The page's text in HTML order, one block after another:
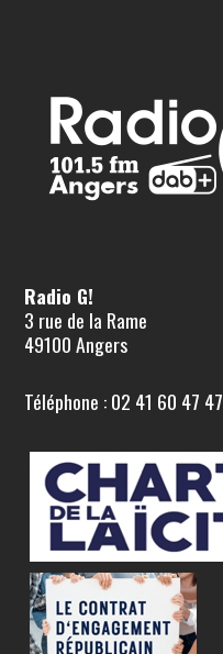
Radio G!
3 rue de la Rame
49100 Angers
Téléphone : 02 41 60 47 47